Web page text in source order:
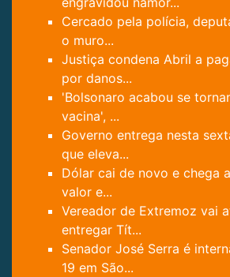
Cercado pela polícia,
o muro...
Justiça condena Abril a
por danos...
'Bolsonaro acabou se
vacina', ...
Governo entrega nesta
que eleva...
Dólar cai de novo e chega
valor e...
Vereador de Extremoz vai
entregar Tít...
Senador José Serra é
19 em São...